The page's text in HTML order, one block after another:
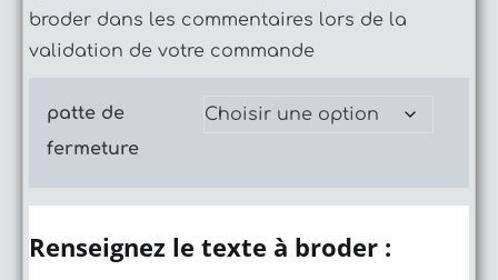
broder dans les commentaires lors de la
validation de votre commande
patte de
fermeture
Renseignez le texte à broder :